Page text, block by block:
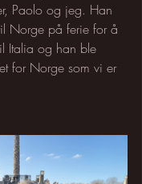
Paolo og jeg. Han
Norge på ferie for å
Italia og han ble
for Norge som vi er